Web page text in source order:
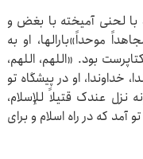
لحنی آمیخته با بغض و
موحداً»بارالها، او به
بود. «اللهم، اللهم،
خداوندا، او در پیشگاه تو
نزل عندک قتیلاً للإسلام،
آمد که در راه اسلام و برای